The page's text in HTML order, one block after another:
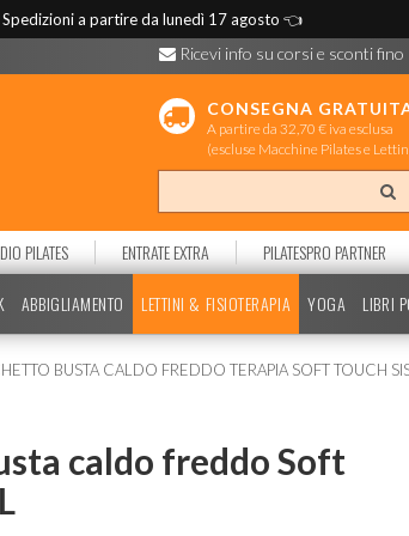
Spedizioni a partire da lunedì 17 agosto 👈
Ricevi info su corsi e sconti fino
CONSEGNA
A partire da 32,70 € iva esclusa
(escluse Macchine Pilates e
PILATES ENTRATE EXTRA PILATESPRO PARTNER
ABBIGLIAMENTO LETTINI & FISIOTERAPIA YOGA LIBRI
BUSTA CALDO FREDDO TERAPIA SOFT TOUCH
caldo freddo Soft